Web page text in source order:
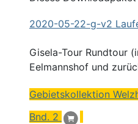
2020-05-22-g-v2
Gisela-Tour Rundtour
Eelmannshof und
Gebietskollektion
Bnd. 2